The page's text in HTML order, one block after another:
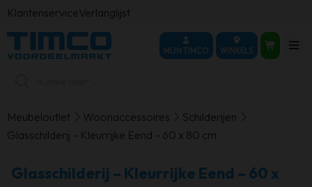
KlantenserviceVerlanglijst
MIJN TIMCO WINKELS
Meubeloutlet Woonaccessoires
Schilderijen
Glasschilderij – Kleurrijke Eend – 60 x 80 cm
Glasschilderij – Kleurrijke Eend – 60 x